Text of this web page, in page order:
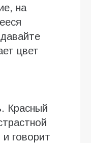
на
цвет
Красный
говорит